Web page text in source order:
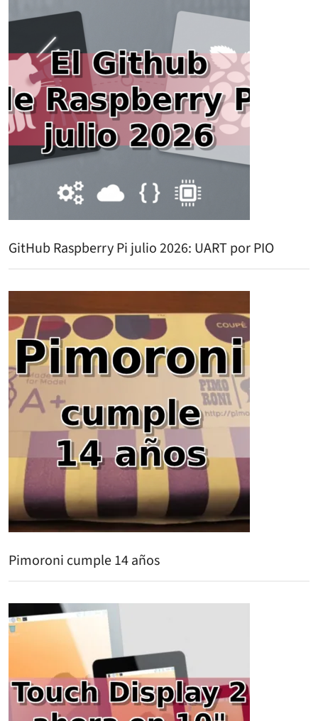
GitHub Raspberry Pi julio 2026: UART por PIO
Pimoroni cumple 14 años